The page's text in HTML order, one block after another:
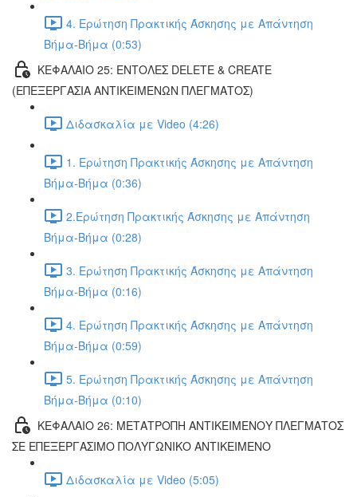
4. Ερώτηση Πρακτικής Άσκησης με Απάντηση
Βήμα-Βήμα (0:53)
ΚΕΦΑΛΑΙΟ 25: ΕΝΤΟΛΕΣ DELETE & CREATE
(ΕΠΕΞΕΡΓΑΣΙΑ ΑΝΤΙΚΕΙΜΕΝΩΝ ΠΛΕΓΜΑΤΟΣ)
Διδασκαλία με Video (4:26)
1. Ερώτηση Πρακτικής Άσκησης με Απάντηση
Βήμα-Βήμα (0:36)
2.Ερώτηση Πρακτικής Άσκησης με Απάντηση
Βήμα-Βήμα (0:28)
3. Ερώτηση Πρακτικής Άσκησης με Απάντηση
Βήμα-Βήμα (0:16)
4. Ερώτηση Πρακτικής Άσκησης με Απάντηση
Βήμα-Βήμα (0:59)
5. Ερώτηση Πρακτικής Άσκησης με Απάντηση
Βήμα-Βήμα (0:10)
ΚΕΦΑΛΑΙΟ 26: ΜΕΤΑΤΡΟΠΗ ΑΝΤΙΚΕΙΜΕΝΟΥ ΠΛΕΓΜΑΤΟΣ
ΣΕ ΕΠΕΞΕΡΓΑΣΙΜΟ ΠΟΛΥΓΩΝΙΚΟ ΑΝΤΙΚΕΙΜΕΝΟ
Διδασκαλία με Video (5:05)